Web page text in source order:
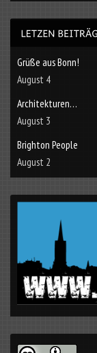
Grüße aus Bonn!
August 4
Architekturen…
August 3
Brighton People
August 2